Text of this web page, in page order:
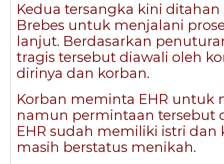
Kedua tersangka kini ditahan
Brebes untuk menjalani
lanjut. Berdasarkan
tragis tersebut diawali oleh
dirinya dan korban.
Korban meminta EHR untuk
namun permintaan tersebut
EHR sudah memiliki istri dan
masih berstatus menikah.